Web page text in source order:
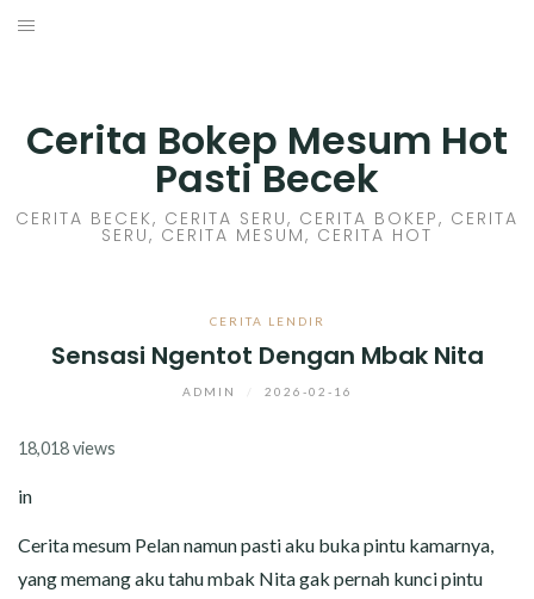
Skip
Cerita Bokep Mesum Hot
Pasti Becek
CERITA BECEK, CERITA SERU, CERITA BOKEP, CERITA
SERU, CERITA MESUM, CERITA HOT
CERITA LENDIR
Sensasi Ngentot Dengan Mbak Nita
ADMIN 2026-02-16
18,018 views
in
Cerita mesum Pelan namun pasti aku buka pintu kamarnya,
yang memang aku tahu mbak Nita gak pernah kunci pintu
CERITA SEX HOT
CERITA SKANDAL
CERITA MALAM